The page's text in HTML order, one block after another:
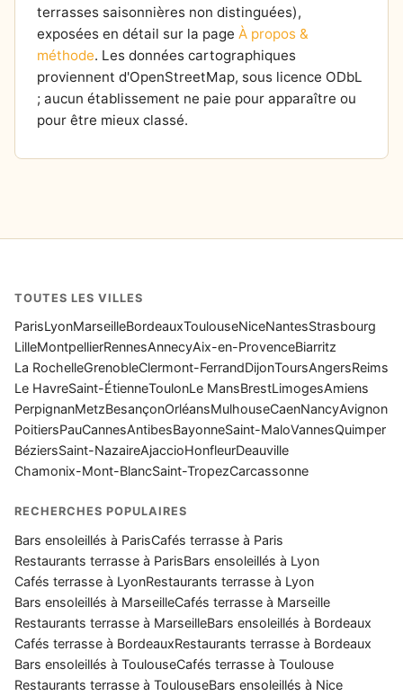
terrasses saisonnières non distinguées),
exposées en détail sur la page À propos &
méthode. Les données cartographiques
proviennent d'OpenStreetMap, sous licence ODbL
; aucun établissement ne paie pour apparaître ou
pour être mieux classé.
TOUTES LES VILLES
ParisLyonMarseilleBordeauxToulouseNiceNantesStrasbourg
LilleMontpellierRennesAnnecyAix-en-ProvenceBiarritz
La RochelleGrenobleClermont-FerrandDijonToursAngersReims
Le HavreSaint-ÉtienneToulonLe MansBrestLimogesAmiens
PerpignanMetzBesançonOrléansMulhouseCaenNancyAvignon
PoitiersPauCannesAntibesBayonneSaint-MaloVannesQuimper
BéziersSaint-NazaireAjaccioHonfleurDeauville
Chamonix-Mont-BlancSaint-TropezCarcassonne
RECHERCHES POPULAIRES
Bars ensoleillés à ParisCafés terrasse à Paris
Restaurants terrasse à ParisBars ensoleillés à Lyon
Cafés terrasse à LyonRestaurants terrasse à Lyon
Bars ensoleillés à MarseilleCafés terrasse à Marseille
Restaurants terrasse à MarseilleBars ensoleillés à Bordeaux
Cafés terrasse à BordeauxRestaurants terrasse à Bordeaux
Bars ensoleillés à ToulouseCafés terrasse à Toulouse
Restaurants terrasse à ToulouseBars ensoleillés à Nice